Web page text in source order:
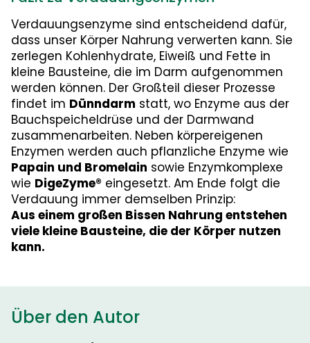
Verdauungsenzyme sind entscheidend dafür,
dass unser Körper Nahrung verwerten kann. Sie
zerlegen Kohlenhydrate, Eiweiß und Fette in
kleine Bausteine, die im Darm aufgenommen
werden können. Der Großteil dieser Prozesse
findet im Dünndarm statt, wo Enzyme aus der
Bauchspeicheldrüse und der Darmwand
zusammenarbeiten. Neben körpereigenen
Enzymen werden auch pflanzliche Enzyme wie
Papain und Bromelain sowie Enzymkomplexe
wie DigeZyme® eingesetzt. Am Ende folgt die
Verdauung immer demselben Prinzip:
Aus einem großen Bissen Nahrung entstehen
viele kleine Bausteine, die der Körper nutzen
kann.
Über den Autor